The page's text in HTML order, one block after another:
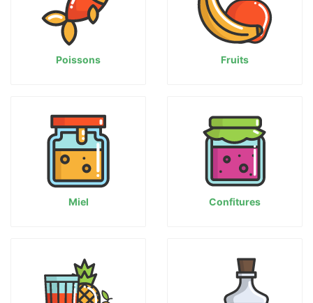
Poissons Fruits
Miel Confitures